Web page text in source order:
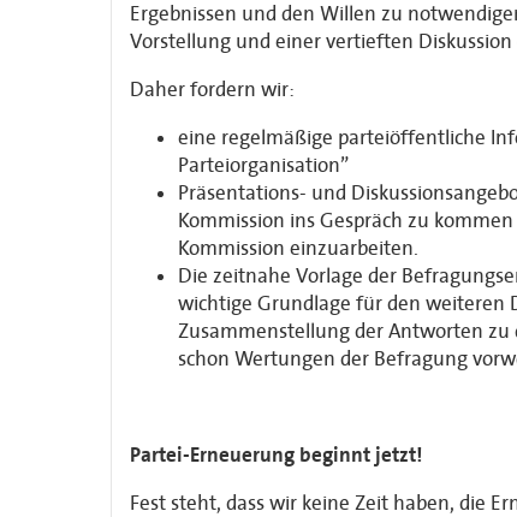
Ergebnissen und den Willen zu
Vorstellung und einer vertieften
Daher fordern wir:
eine regelmäßige parteiöffentliche
Parteiorganisation”
Präsentations- und
Kommission ins Gespräch zu
Kommission einzuarbeiten.
Die zeitnahe Vorlage der
wichtige Grundlage für den weiteren
Zusammenstellung der Antworten zu
schon Wertungen der Befragung
Partei-Erneuerung beginnt jetzt!
Fest steht, dass wir keine Zeit haben, die